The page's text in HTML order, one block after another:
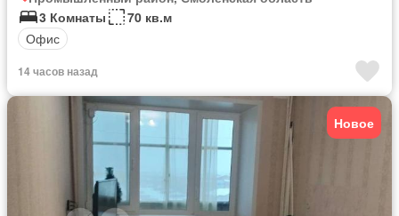
3 Комнаты
70 кв.м
Офис
14 часов назад
Новое